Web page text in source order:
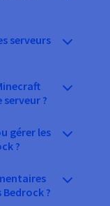
serveurs
?
gérer les
?
?